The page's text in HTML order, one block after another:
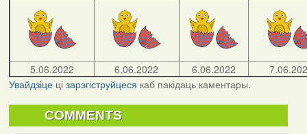
5.06.2022 6.06.2022 6.06.2022
Увайдзіцеці зарэгіструйцеся каб пакідаць каментары.
COMMENTS